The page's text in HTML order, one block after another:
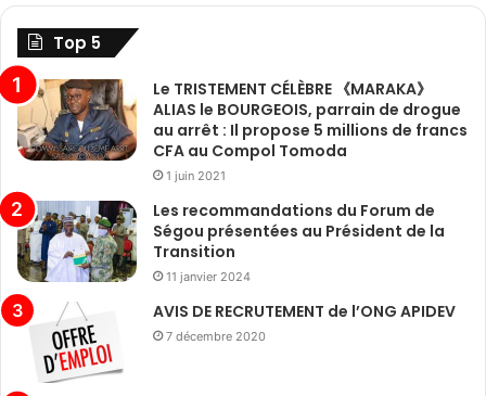
Top 5
Le TRISTEMENT CÉLÈBRE 《MARAKA》
ALIAS le BOURGEOIS, parrain de drogue
au arrêt : Il propose 5 millions de francs
CFA au Compol Tomoda
1 juin 2021
Les recommandations du Forum de
Ségou présentées au Président de la
Transition
11 janvier 2024
AVIS DE RECRUTEMENT de l’ONG APIDEV
7 décembre 2020